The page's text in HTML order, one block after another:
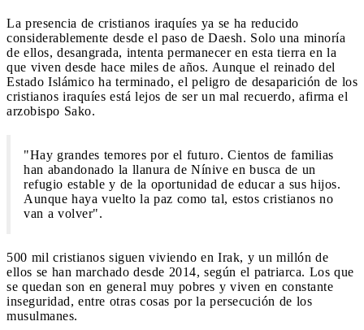
La presencia de cristianos iraquíes ya se ha reducido
considerablemente desde el paso de Daesh. Solo una minoría
de ellos, desangrada, intenta permanecer en esta tierra en la
que viven desde hace miles de años. Aunque el reinado del
Estado Islámico ha terminado, el peligro de desaparición de los
cristianos iraquíes está lejos de ser un mal recuerdo, afirma el
arzobispo Sako.
"Hay grandes temores por el futuro. Cientos de familias
han abandonado la llanura de Nínive en busca de un
refugio estable y de la oportunidad de educar a sus hijos.
Aunque haya vuelto la paz como tal, estos cristianos no
van a volver".
500 mil cristianos siguen viviendo en Irak, y un millón de
ellos se han marchado desde 2014, según el patriarca. Los que
se quedan son en general muy pobres y viven en constante
inseguridad, entre otras cosas por la persecución de los
musulmanes.